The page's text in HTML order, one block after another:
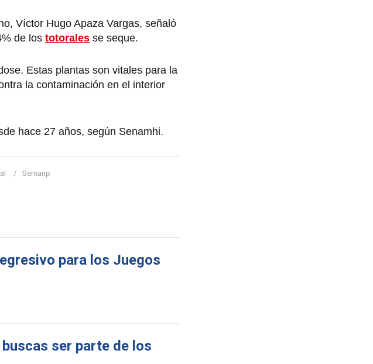
Víctor Hugo Apaza Vargas, señaló
de los totorales se seque.
Estas plantas son vitales para la
la contaminación en el interior
hace 27 años, según Senamhi.
Sernanp
para los Juegos
ser parte de los